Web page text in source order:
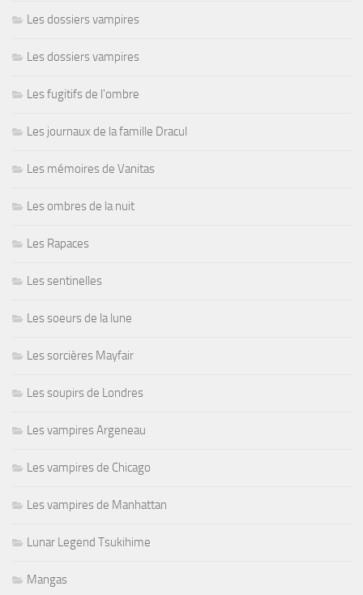
Les dossiers vampires
Les dossiers vampires
Les fugitifs de l'ombre
Les journaux de la famille Dracul
Les mémoires de Vanitas
Les ombres de la nuit
Les Rapaces
Les sentinelles
Les soeurs de la lune
Les sorcières Mayfair
Les soupirs de Londres
Les vampires Argeneau
Les vampires de Chicago
Les vampires de Manhattan
Lunar Legend Tsukihime
Mangas